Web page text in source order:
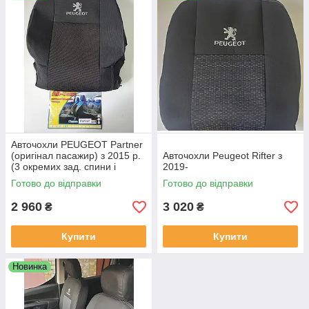
Авточохли PEUGEOT Partner
(оригінал пасажир) з 2015 р.
(3 окремих зад. спини і
сиден.)
Готово до відправки
2 960 ₴
Купити
Авточохли Peugeot Rifter з
2019-
Готово до відправки
3 020 ₴
Купити
Новинка